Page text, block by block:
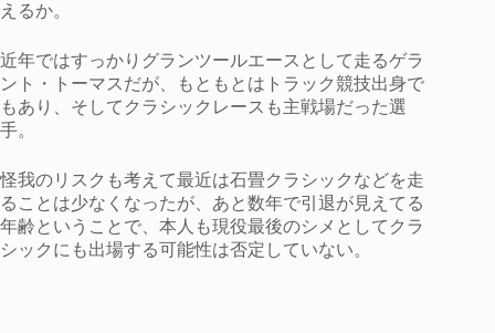
えるか。
近年ではすっかりグランツールエースとして走るゲラ
ント・トーマスだが、もともとはトラック競技出身で
もあり、そしてクラシックレースも主戦場だった選
手。
怪我のリスクも考えて最近は石畳クラシックなどを走
ることは少なくなったが、あと数年で引退が見えてる
年齢ということで、本人も現役最後のシメとしてクラ
シックにも出場する可能性は否定していない。